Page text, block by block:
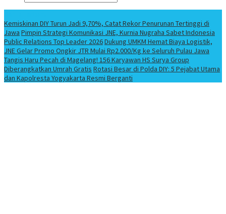
Kemiskinan DIY Turun Jadi 9,70%, Catat Rekor Penurunan Tertinggi di
Jawa Pimpin Strategi Komunikasi JNE, Kurnia Nugraha Sabet Indonesia
Public Relations Top Leader 2026Dukung UMKM Hemat Biaya Logistik,
JNE Gelar Promo Ongkir JTR Mulai Rp2.000/Kg ke Seluruh Pulau Jawa
Tangis Haru Pecah di Magelang! 156 Karyawan HS Surya Group
Diberangkatkan Umrah Gratis Rotasi Besar di Polda DIY: 5 Pejabat Utama
dan Kapolresta Yogyakarta Resmi Berganti